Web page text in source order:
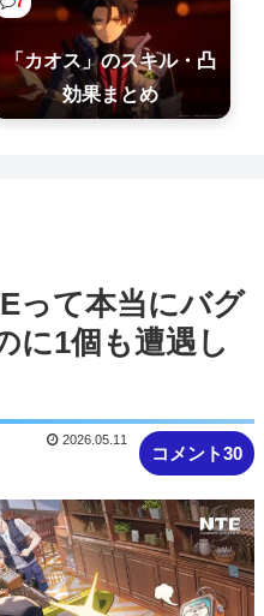
人はこの『ドラゴンボー
で過ごしてねー...
なさんニャクラッチや
「カオス」のスキル・凸
効果まとめ
って本当にバグ
に1個も遭遇し
コメント30
2026.05.11